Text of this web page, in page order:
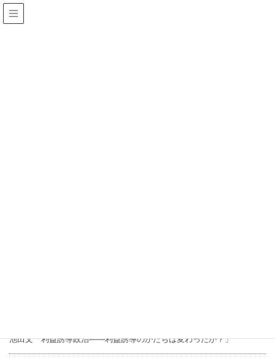
池田文「利益誘導政治——利益誘導のかたちは変わったか？」